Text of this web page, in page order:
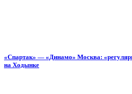
«Спартак» — «Динамо» Москва:
на Ходынке